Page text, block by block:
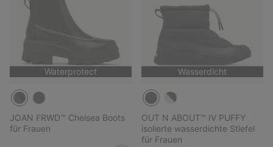
Waterprotect
JOAN FRWD™ Chelsea Boots
für Frauen
Wasserdicht
OUT N ABOUT™ IV PUFFY
isolierte wasserdichte Stiefel
für Frauen